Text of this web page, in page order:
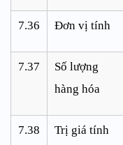
7.36 Đơn vị tính
7.37
Số lượng
hàng hóa
7.38
Trị giá tính